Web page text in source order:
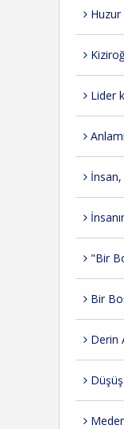
Huzur
Lider
"Bir
Bir
Derin
Düşüş